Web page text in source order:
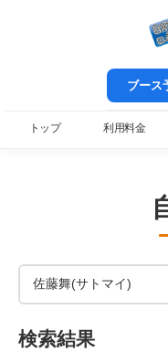
ブース
トップ 利用料金
検索結果